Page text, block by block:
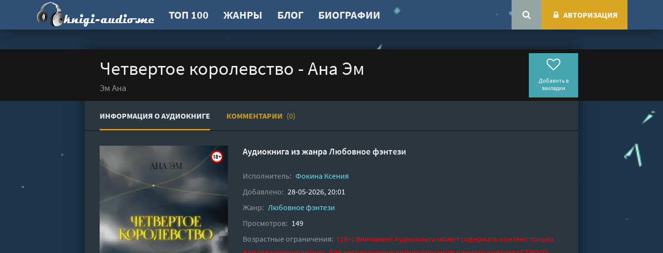
ТОП 100 ЖАНРЫ БЛОГ БИОГРАФИИ АВТОРИЗАЦИЯ
Четвертое королевство - Ана Эм
Эм Ана
Добавить в
закладки
ИНФОРМАЦИЯ О АУДИОКНИГЕ КОММЕНТАРИИ (0)
Аудиокнига из жанраЛюбовное фэнтези
Исполнитель: Фокина Ксения
Добавлено: 28-05-2026, 20:01
Жанр: Любовное фэнтези
Просмотров: 149
Возрастные ограничения: (18+) Внимание! Аудиокнига может содержать контент только